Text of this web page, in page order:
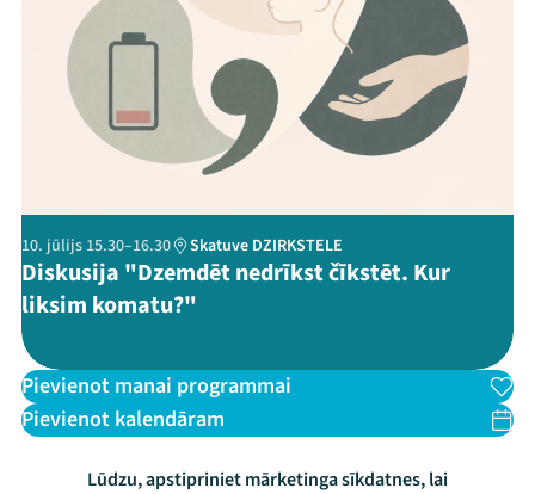
ThreadsFacebook
Youtube Instagram
Flick
10. jūlijs 15.30–16.30 Skatuve DZIRKSTELE
Diskusija "Dzemdēt nedrīkst čīkstēt. Kur
liksim komatu?"
Pievienot manai programmai
Pievienot kalendāram
Lūdzu, apstipriniet mārketinga sīkdatnes, lai